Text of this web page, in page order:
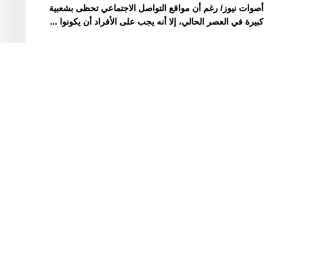
أصوات نيوز/ رغم أن مواقع التواصل الاجتماعي تحظى بشعبية
كبيرة في العصر الحالي، إلا أنه يجب على الأفراد أن يكونوا ...